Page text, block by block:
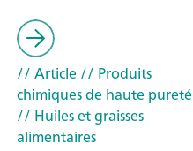
// Article// Produits
chimiques de haute pureté
// Huiles et graisses
alimentaires